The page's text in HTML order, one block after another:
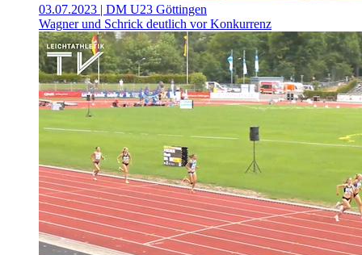
03.07.2023 | DM U23 Göttingen
Wagner und Schrick deutlich vor Konkurrenz